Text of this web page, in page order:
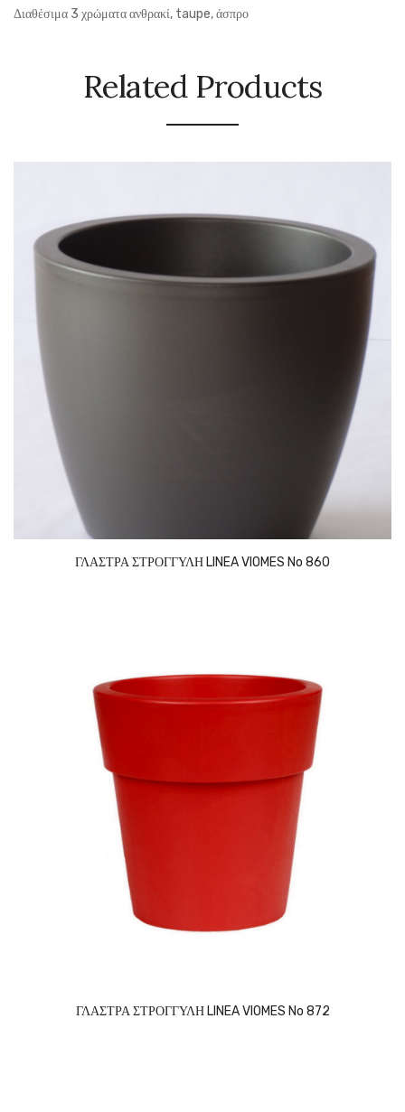
Διαθέσιμα 3 χρώματα ανθρακί, taupe, άσπρο
Related Products
ΓΛΑΣΤΡΑ ΣΤΡΟΓΓΥΛΗ LINEA VIOMES No 860
ΓΛΑΣΤΡΑ ΣΤΡΟΓΓΥΛΗ LINEA VIOMES No 872